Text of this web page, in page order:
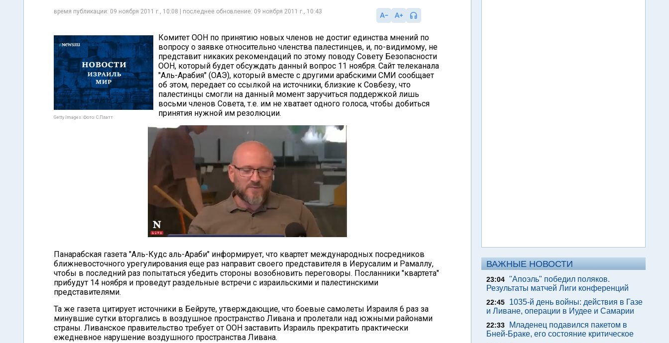
время публикации: 09 ноября 2011 г., 10:08 | последнее обновление: 09 ноября 2011 г., 10:43
Getty Images. Фото: С.Платт
Комитет ООН по принятию новых членов не достиг единства мнений по
вопросу о заявке относительно членства палестинцев, и, по-видимому, не
представит никаких рекомендаций по этому поводу Совету Безопасности
ООН, который будет обсуждать данный вопрос 11 ноября. Сайт телеканала
"Аль-Арабия" (ОАЭ), который вместе с другими арабскими СМИ сообщает
об этом, передает со ссылкой на источники, близкие к Совбезу, что
палестинцы смогли на данный момент заручиться поддержкой лишь
восьми членов Совета, т.е. им не хватает одного голоса, чтобы добиться
принятия нужной им резолюции.
Панарабская газета "Аль-Кудс аль-Араби" информирует, что квартет международных посредников
ближневосточного урегулирования еще раз направит своего представителя в Иерусалим и Рамаллу,
чтобы в последний раз попытаться убедить стороны возобновить переговоры. Посланники "квартета"
прибудут 14 ноября и проведут раздельные встречи с израильскими и палестинскими
представителями.
Та же газета цитирует источники в Бейруте, утверждающие, что боевые самолеты Израиля 6 раз за
минувшие сутки вторгались в воздушное пространство Ливана и пролетали над южными районами
страны. Ливанское правительство требует от ООН заставить Израиль прекратить практически
ежедневное нарушение воздушного пространства Ливана.
ВАЖНЫЕ НОВОСТИ
23:04 "Апоэль" победил поляков.
Результаты матчей Лиги конференций
22:45
1035-й день войны: действия в Газе
и Ливане, операции в Иудее и Самарии
22:33
Младенец подавился пакетом в
Бней-Браке, его состояние критическое